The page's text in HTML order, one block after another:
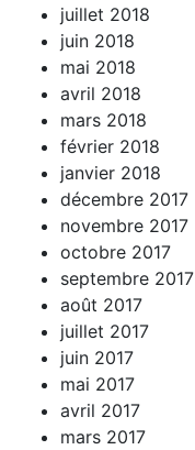
juillet 2018
juin 2018
mai 2018
avril 2018
mars 2018
février 2018
janvier 2018
décembre 2017
novembre 2017
octobre 2017
septembre 2017
août 2017
juillet 2017
juin 2017
mai 2017
avril 2017
mars 2017